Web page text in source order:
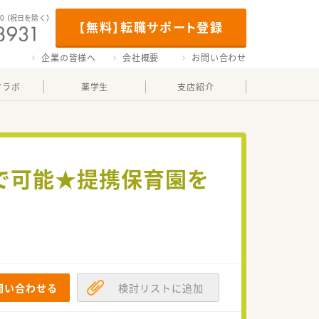
【無料】転職サポート登録
（祝日を除く）
企業の皆様へ 会社概要 お問い合わせ
ボ 薬学生 支店紹介
可能★提携保育園を
合わせる 検討リストに追加